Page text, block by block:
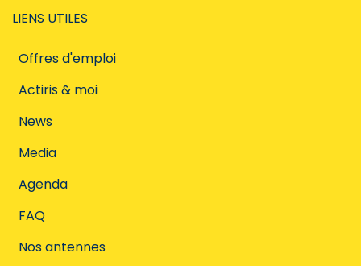
LIENS UTILES
Offres d'emploi
Actiris & moi
News
Media
Agenda
FAQ
Nos antennes